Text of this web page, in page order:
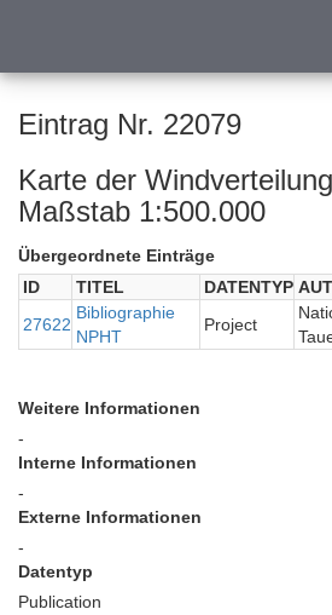
Eintrag Nr. 22079
Karte der
Maßstab 1:500.000
Übergeordnete Einträge
ID
TITEL DATENTYP
27622
Bibliographie
NPHT
Project
Weitere Informationen
-
Interne Informationen
-
Externe Informationen
-
Datentyp
Publication